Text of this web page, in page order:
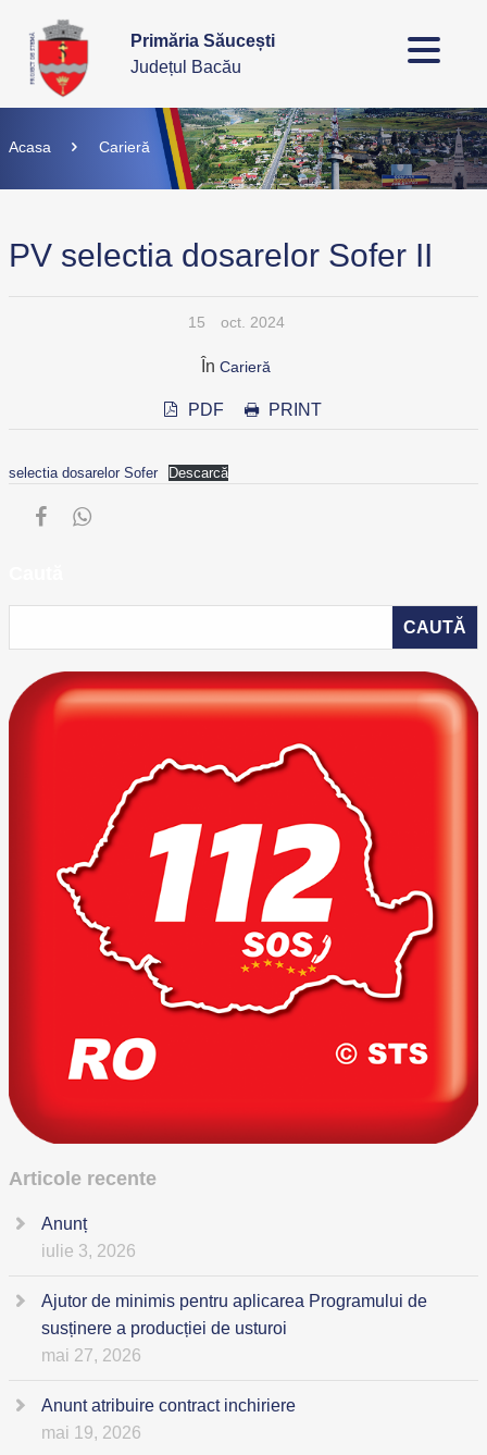
Primăria Săucești
Județul Bacău
Acasa Carieră
PV selectia dosarelor Sofer II
15 oct. 2024
În Carieră
PDF PRINT
selectia dosarelor Sofer Descarcă
Articole recente
Anunț
iulie 3, 2026
Ajutor de minimis pentru aplicarea Programului de
susținere a producției de usturoi
mai 27, 2026
Anunt atribuire contract inchiriere
mai 19, 2026